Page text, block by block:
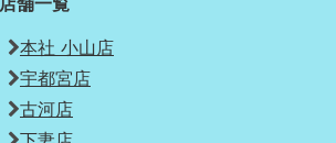
本社 小山店
宇都宮店
古河店